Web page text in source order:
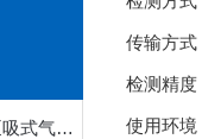
主动出击，精准溯源——泵吸式气体检测仪赋能受限空间与应急安全
传输方式
检测精度
使用环